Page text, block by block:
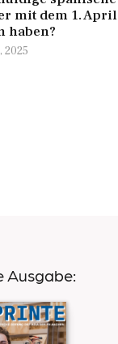
mit dem 1. April
haben?
2025
Ausgabe: